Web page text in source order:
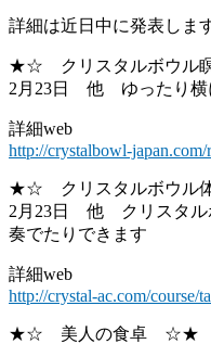
詳細は近日中に発表しま
★☆ クリスタルボウ
2月23日 他 ゆったり横
詳細web
http://crystalbowl-
★☆ クリスタルボウ
2月23日 他 クリスタル
奏でたりできます
詳細web
http://crystal-ac.com/course/
★☆ 美人の食卓 ☆★